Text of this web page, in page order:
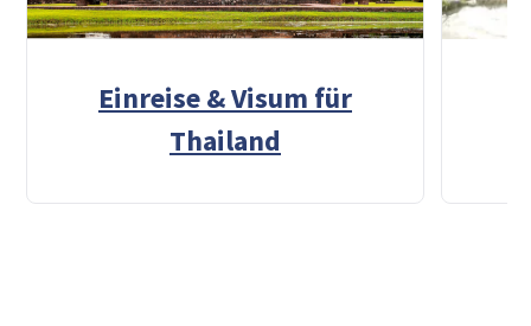
Einreise & Visum für
Thailand